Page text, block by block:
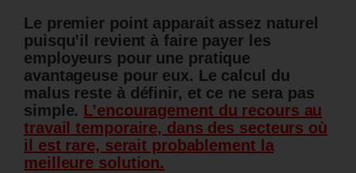
Le premier point apparait assez naturel
puisqu’il revient à faire payer les
employeurs pour une pratique
avantageuse pour eux. Le calcul du
malus reste à définir, et ce ne sera pas
simple. L’encouragement du recours au
travail temporaire, dans des secteurs où
il est rare, serait probablement la
meilleure solution.